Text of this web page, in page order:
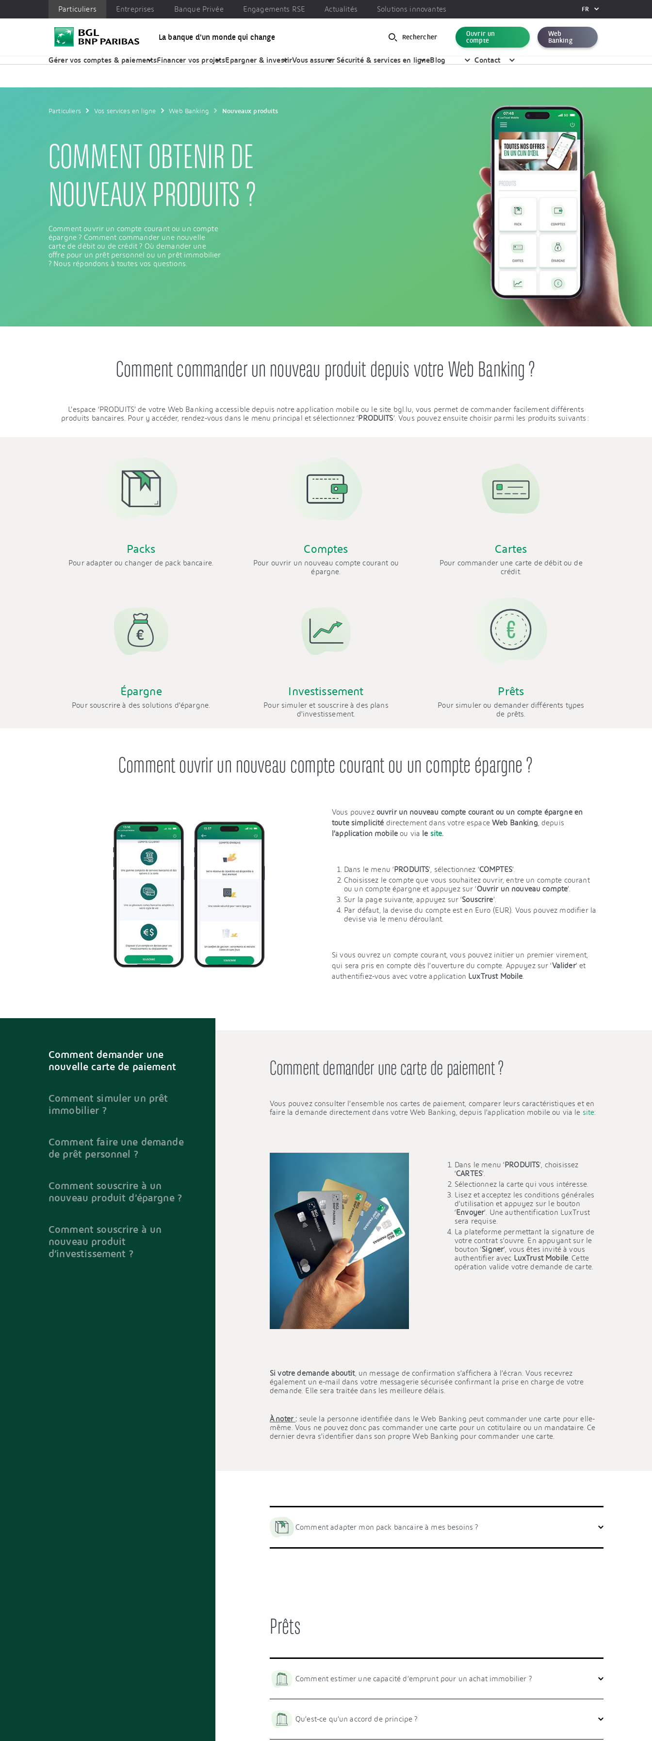
Entreprises Banque Privée
Particuliers Entreprises Banque Privée Engagements RSE Actualités Solutions innovantes FR
EN
La banque d'un monde qui change Rechercher
Ouvrir un
compte
Web
Banking
Gérer vos comptes & paiementsFinancer vos projetsEpargner & investirVous assurer Sécurité & services en ligneBlog Contact
Particuliers Vos services en ligne Web Banking Nouveaux produits
COMMENT OBTENIR DE
NOUVEAUX PRODUITS ?
Comment ouvrir un compte courant ou un compte
épargne ? Comment commander une nouvelle
carte de débit ou de crédit ? Où demander une
offre pour un prêt personnel ou un prêt immobilier
? Nous répondons à toutes vos questions.
Comment commander un nouveau produit depuis votre Web Banking ?
L’espace ‘PRODUITS’ de votre Web Banking accessible depuis notre application mobile ou le site bgl.lu, vous permet de commander facilement différents
produits bancaires. Pour y accéder, rendez-vous dans le menu principal et sélectionnez ‘PRODUITS’. Vous pouvez ensuite choisir parmi les produits suivants :
Packs
Pour adapter ou changer de pack bancaire.
Comptes
Pour ouvrir un nouveau compte courant ou
épargne.
Cartes
Pour commander une carte de débit ou de
crédit.
Épargne
Pour souscrire à des solutions d'épargne.
Investissement
Pour simuler et souscrire à des plans
d'investissement.
Prêts
Pour simuler ou demander différents types
de prêts.
Comment ouvrir un nouveau compte courant ou un compte épargne ?
Vous pouvez ouvrir un nouveau compte courant ou un compte épargne en
toute simplicité directement dans votre espaceWeb Banking , depuis
l’application mobile ou via le site.
Dans le menu ‘PRODUITS’, sélectionnez ‘COMPTES’.
Choisissez le compte que vous souhaitez ouvrir, entre un compte courant
ou un compte épargne et appuyez sur ‘Ouvrir un nouveau compte’.
Sur la page suivante, appuyez sur ‘Souscrire’.
Par défaut, la devise du compte est en Euro (EUR). Vous pouvez modifier la
devise via le menu déroulant.
Si vous ouvrez un compte courant, vous pouvez initier un premier virement,
qui sera pris en compte dès l’ouverture du compte. Appuyez sur ‘Valider’ et
authentifiez-vous avec votre application LuxTrust Mobile
Comment demander une
nouvelle carte de paiement
Comment simuler un prêt
immobilier ?
Comment faire une demande
de prêt personnel ?
Comment souscrire à un
nouveau produit d’épargne ?
Comment souscrire à un
nouveau produit
d’investissement ?
Comment demander une carte de paiement ?
Vous pouvez consulter l’ensemble nos cartes de paiement, comparer leurs caractéristiques et en
faire la demande directement dans votre Web Banking, depuis l’application mobile ou via le site:
Dans le menu ‘PRODUITS’, choisissez
‘CARTES’.
Sélectionnez la carte qui vous intéresse.
Lisez et acceptez les conditions générales
d’utilisation et appuyez sur le bouton
‘Envoyer’. Une authentification LuxTrust
sera requise.
La plateforme permettant la signature de
votre contrat s’ouvre. En appuyant sur le
bouton ‘Signer’, vous êtes invité à vous
authentifier avec LuxTrust Mobile. Cette
opération valide votre demande de carte.
Si votre demande aboutit, un message de confirmation s’affichera à l’écran. Vous recevrez
également un e-mail dans votre messagerie sécurisée confirmant la prise en charge de votre
demande. Elle sera traitée dans les meilleure délais.
À noter: seule la personne identifiée dans le Web Banking peut commander une carte pour elle-
même. Vous ne pouvez donc pas commander une carte pour un cotitulaire ou un mandataire. Ce
dernier devra s’identifier dans son propre Web Banking pour commander une carte.
Comment adapter mon pack bancaire à mes besoins ?
Prêts
Comment estimer une capacité d’emprunt pour un achat immobilier ?
Qu’est-ce qu’un accord de principe ?